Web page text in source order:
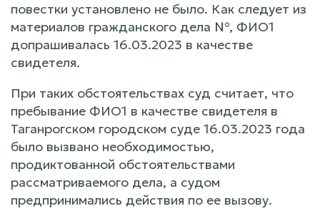
повестки установлено не было. Как следует из
материалов гражданского дела №, ФИО1
допрашивалась 16.03.2023 в качестве
свидетеля.
При таких обстоятельствах суд считает, что
пребывание ФИО1 в качестве свидетеля в
Таганрогском городском суде 16.03.2023 года
было вызвано необходимостью,
продиктованной обстоятельствами
рассматриваемого дела, а судом
предпринимались действия по ее вызову.